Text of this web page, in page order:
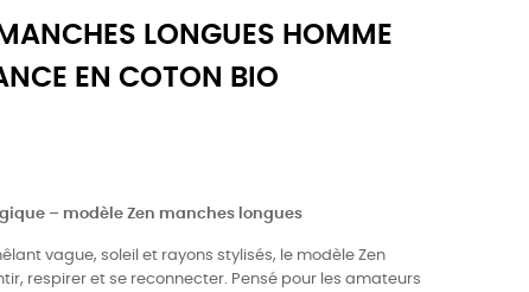
LONGUES HOMME
EN COTON BIO
– modèle Zen manches longues
vague, soleil et rayons stylisés, le modèle Zen
respirer et se reconnecter. Pensé pour les amateurs